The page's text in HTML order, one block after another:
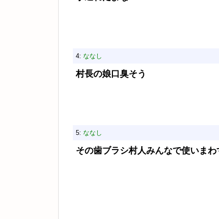
4: ななし
村長の娘口臭そう
5: ななし
その歯ブラシ村人みんなで使いまわ